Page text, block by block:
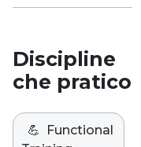
Discipline
che pratico
💪
Functional